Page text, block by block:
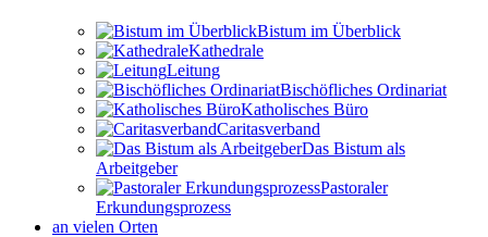
Bistum im Überblick
Kathedrale
Leitung
Bischöfliches Ordinariat
Katholisches Büro
Caritasverband
Das Bistum als
Arbeitgeber
Pastoraler
Erkundungsprozess
an vielen Orten